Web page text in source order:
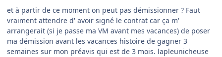
et à partir de ce moment on peut pas démissionner ? Faut
vraiment attendre d' avoir signé le contrat car ça m'
arrangerait (si je passe ma VM avant mes vacances) de poser
ma démission avant les vacances histoire de gagner 3
semaines sur mon préavis qui est de 3 mois. lapleunicheuse